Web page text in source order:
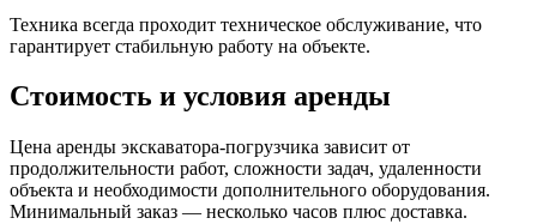
Техника всегда проходит техническое обслуживание, что
гарантирует стабильную работу на объекте.
Стоимость и условия аренды
Цена аренды экскаватора-погрузчика зависит от
продолжительности работ, сложности задач, удаленности
объекта и необходимости дополнительного оборудования.
Минимальный заказ — несколько часов плюс доставка.